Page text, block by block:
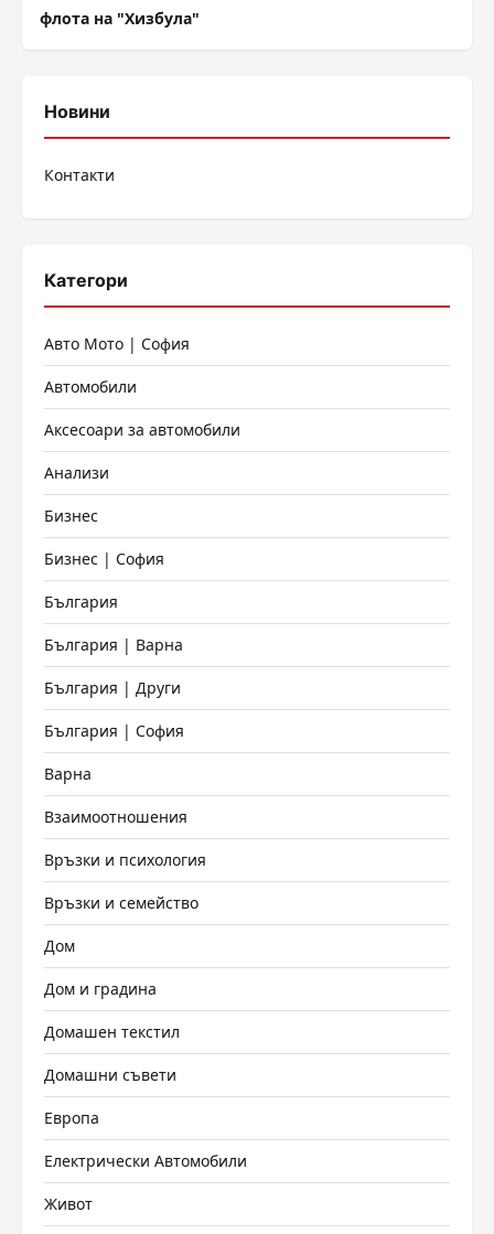
флота на "Хизбула"
Новини
Контакти
Категори
Авто Мото | София
Автомобили
Аксесоари за автомобили
Анализи
Бизнес
Бизнес | София
България
България | Варна
България | Други
България | София
Варна
Взаимоотношения
Връзки и психология
Връзки и семейство
Дом
Дом и градина
Домашен текстил
Домашни съвети
Европа
Електрически Автомобили
Живот